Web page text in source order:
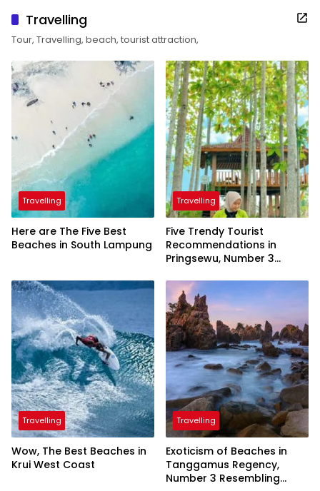
Travelling
Tour, Travelling, beach, tourist attraction,
Travelling
Here are The Five Best
Beaches in South Lampung
Travelling
Five Trendy Tourist
Recommendations in
Pringsewu, Number 3
President
Travelling
Wow, The Best Beaches in
Krui West Coast
Travelling
Exoticism of Beaches in
Tanggamus Regency,
Number 3 Resembling